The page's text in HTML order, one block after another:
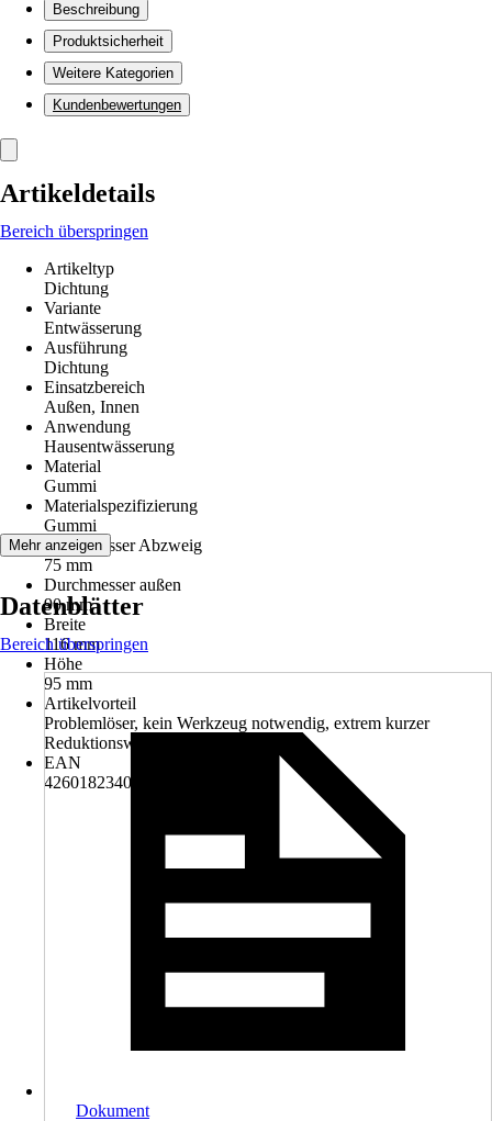
Beschreibung
Produktsicherheit
Weitere Kategorien
Kundenbewertungen
Artikeldetails
Bereich überspringen
Artikeltyp
Dichtung
Variante
Entwässerung
Ausführung
Dichtung
Einsatzbereich
Außen, Innen
Anwendung
Hausentwässerung
Material
Gummi
Materialspezifizierung
Gummi
Durchmesser Abzweig
75 mm
Durchmesser außen
90 mm
Breite
116 mm
Höhe
95 mm
Artikelvorteil
Problemlöser, kein Werkzeug notwendig, extrem kurzer
Reduktionsweg
EAN
4260182340523
Mehr anzeigen
Datenblätter
Bereich überspringen
Dokument